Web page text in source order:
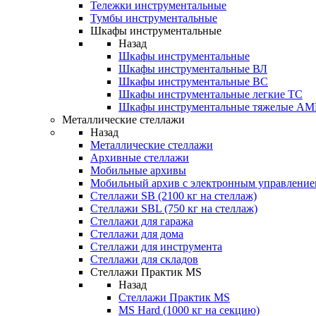
Тележки инструментальные
Тумбы инструментальные
Шкафы инструментальные
Назад
Шкафы инструментальные
Шкафы инструментальные ВЛ
Шкафы инструментальные ВС
Шкафы инструментальные легкие ТС
Шкафы инструментальные тяжелые
Металлические стеллажи
Назад
Металлические стеллажи
Архивные стеллажи
Мобильные архивы
Мобильный архив с электронным
Стеллажи SB (2100 кг на стеллаж)
Стеллажи SBL (750 кг на стеллаж)
Стеллажи для гаража
Стеллажи для дома
Стеллажи для инструмента
Стеллажи для складов
Стеллажи Практик MS
Назад
Стеллажи Практик MS
MS Hard (1000 кг на секцию)